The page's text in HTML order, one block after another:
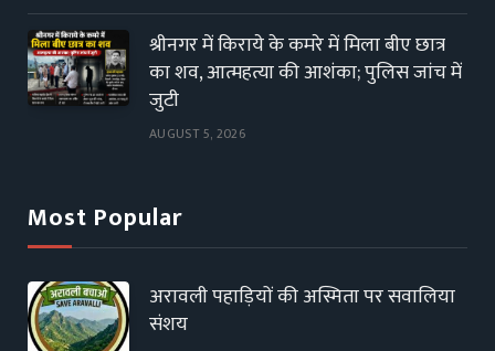
श्रीनगर में किराये के कमरे में मिला बीए छात्र
का शव, आत्महत्या की आशंका; पुलिस जांच में
जुटी
AUGUST 5, 2026
Most Popular
अरावली पहाड़ियों की अस्मिता पर सवालिया
संशय